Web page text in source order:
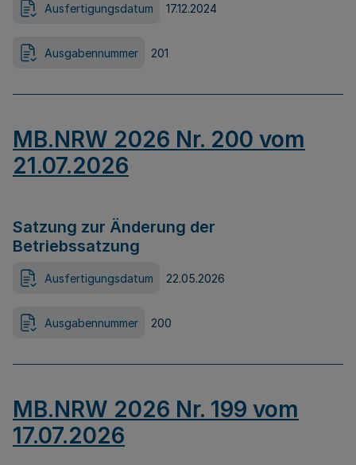
Ausfertigungsdatum 17.12.2024
Ausgabennummer 201
MB.NRW 2026 Nr. 200 vom
21.07.2026
Satzung zur Änderung der
Betriebssatzung
Ausfertigungsdatum 22.05.2026
Ausgabennummer 200
MB.NRW 2026 Nr. 199 vom
17.07.2026